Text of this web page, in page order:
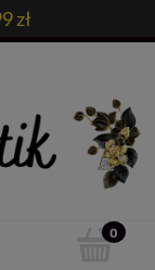
zł